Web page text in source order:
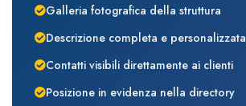
Galleria fotografica della struttura
Descrizione completa e personalizzata
Contatti visibili direttamente ai clienti
Posizione in evidenza nella directory